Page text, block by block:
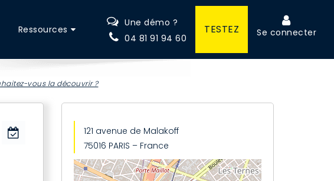
Ressources
Une démo ?
04 81 91 94 60
TESTEZ Se connecter
vous la découvrir ?
121 avenue de Malakoff
75016 PARIS – France